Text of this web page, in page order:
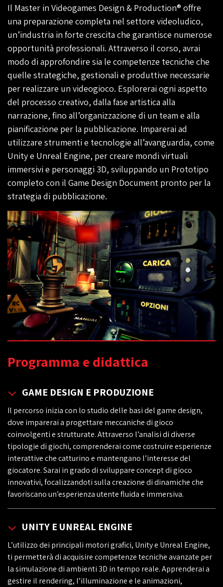
Il Master in Videogames Design & Production® offre
una preparazione completa nel settore videoludico,
un’industria in forte crescita che garantisce numerose
opportunità professionali. Attraverso il corso, avrai
modo di approfondire sia le competenze tecniche che
quelle strategiche, gestionali e produttive necessarie
per realizzare un videogioco. Esplorerai ogni aspetto
del processo creativo, dalla fase artistica alla
narrazione, fino all’organizzazione di un team e alla
pianificazione per la pubblicazione. Imparerai ad
utilizzare strumenti e tecnologie all’avanguardia, come
Unity e Unreal Engine, per creare mondi virtuali
immersivi e personaggi 3D, sviluppando un Prototipo
completo con il Game Design Document pronto per la
strategia di pubblicazione.
Programma e didattica
GAME DESIGN E PRODUZIONE
Il percorso inizia con lo studio delle basi del game design,
dove imparerai a progettare meccaniche di gioco
coinvolgenti e strutturate. Attraverso l’analisi di diverse
tipologie di giochi, comprenderai come costruire esperienze
interattive che catturino e mantengano l’interesse del
giocatore. Sarai in grado di sviluppare concept di gioco
innovativi, focalizzandoti sulla creazione di dinamiche che
favoriscano un’esperienza utente fluida e immersiva.
UNITY E UNREAL ENGINE
L’utilizzo dei principali motori grafici, Unity e Unreal Engine,
ti permetterà di acquisire competenze tecniche avanzate per
la simulazione di ambienti 3D in tempo reale. Apprenderai a
gestire il rendering, l’illuminazione e le animazioni,